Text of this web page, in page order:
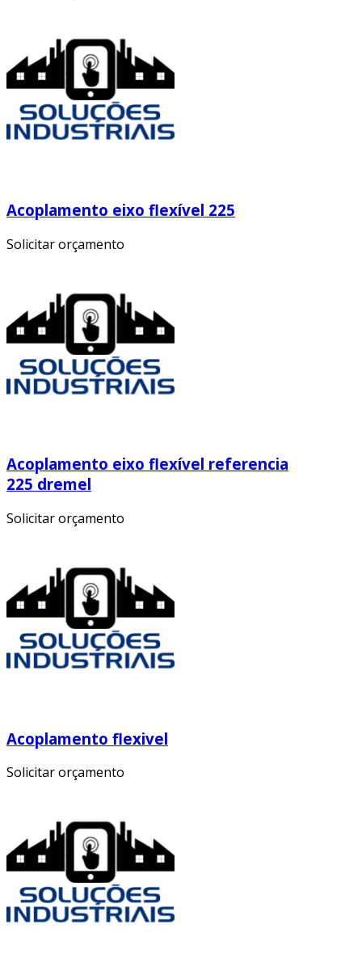
Acoplamento eixo flexível 225
Solicitar orçamento
Acoplamento eixo flexível referencia
225 dremel
Solicitar orçamento
Acoplamento flexivel
Solicitar orçamento